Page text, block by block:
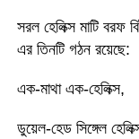
সরল হেলিক্স মাটি বরফ
এর তিনটি গঠন রয়েছে:
এক-মাথা এক-হেলিক্স,
ডুয়েল-হেড সিঙ্গেল